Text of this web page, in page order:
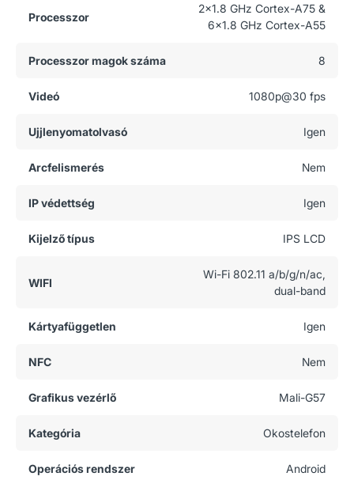
Processzor
2x1.8 GHz Cortex-A75 &
6x1.8 GHz Cortex-A55
Processzor magok száma 8
Videó 1080p@30 fps
Ujjlenyomatolvasó Igen
Arcfelismerés Nem
IP védettség Igen
Kijelző típus IPS LCD
WIFI
Wi-Fi 802.11 a/b/g/n/ac,
dual-band
Kártyafüggetlen Igen
NFC Nem
Grafikus vezérlő Mali-G57
Kategória Okostelefon
Operációs rendszer Android